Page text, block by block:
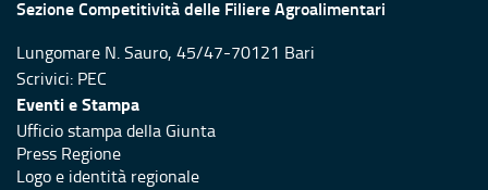
Sezione Competitività delle Filiere Agroalimentari
Lungomare N. Sauro, 45/47-70121 Bari
Scrivici: PEC
Eventi e Stampa
Ufficio stampa della Giunta
Press Regione
Logo e identità regionale